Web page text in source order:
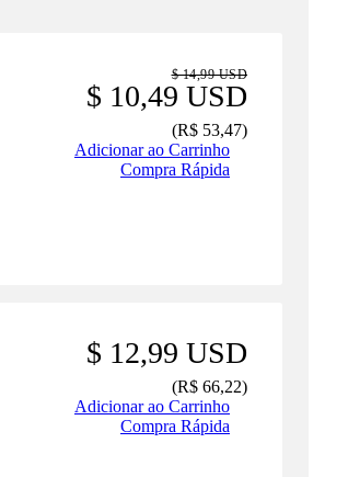
$ 14,99 USD
$ 10,49 USD
(R$ 53,47)
Adicionar ao Carrinho
Compra Rápida
$ 12,99 USD
(R$ 66,22)
Adicionar ao Carrinho
Compra Rápida